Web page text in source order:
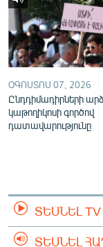
ՕԳՈՍՏՈՍ 07, 2026
Ընդդիմադիրների
կաթողիկոսի գործով
դատավարությունը
ՏԵՍՆԵԼ
ՏԵՍՆԵԼ